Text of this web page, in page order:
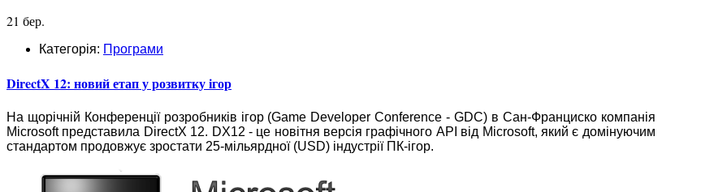
21 бер.
Категорія: Програми
DirectX 12: новий етап у розвитку ігор
На щорічній Конференції розробників ігор (Game Developer Conference - GDC) в Сан-Франциско компанія
Microsoft представила DirectX 12. DX12 - це новітня версія графічного API від Microsoft, який є домінуючим
стандартом продовжує зростати 25-мільярдної (USD) індустрії ПК-ігор.